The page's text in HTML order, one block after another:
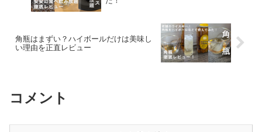
角瓶はまずい？ハイボールだけは美味し
い理由を正直レビュー
コメント